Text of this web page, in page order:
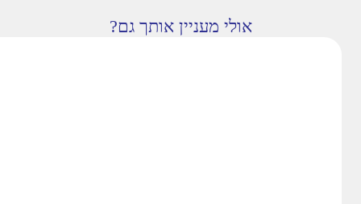
אולי מעניין אותך גם?